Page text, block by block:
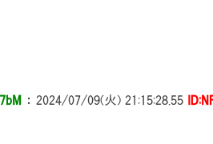
： 2024/07/09(火) 21:15:28.55